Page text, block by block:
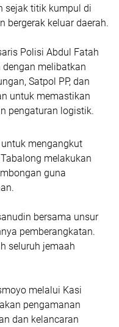
sejak titik kumpul di
bergerak keluar daerah.
Polisi Abdul Fatah
melibatkan
Satpol PP, dan
untuk memastikan
pengaturan logistik.
mengangkut
melakukan
guna
bersama unsur
pemberangkatan.
seluruh jemaah
melalui Kasi
pengamanan
dan kelancaran